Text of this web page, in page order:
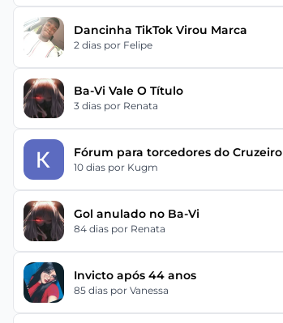
Dancinha TikTok Virou Marca
2 dias por Felipe
Ba-Vi Vale O Título
3 dias por Renata
Fórum para torcedores do Cruzeiro
10 dias por Kugm
Gol anulado no Ba-Vi
84 dias por Renata
Invicto após 44 anos
85 dias por Vanessa